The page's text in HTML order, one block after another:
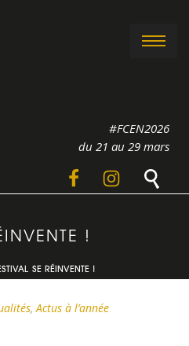
#FCEN2026
du 21 au 29 mars
!
SE RÉINVENTE !
,Actus à l’année